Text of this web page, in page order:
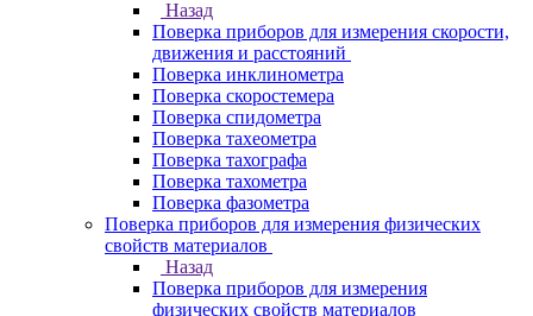
Назад
Поверка приборов для измерения скорости,
движения и расстояний
Поверка инклинометра
Поверка скоростемера
Поверка спидометра
Поверка тахеометра
Поверка тахографа
Поверка тахометра
Поверка фазометра
Поверка приборов для измерения физических
свойств материалов
Назад
Поверка приборов для измерения
физических свойств материалов